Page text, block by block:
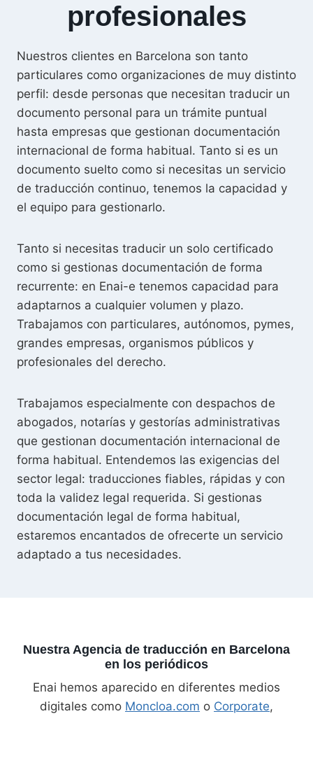
profesionales
Nuestros clientes en Barcelona son tanto
particulares como organizaciones de muy distinto
perfil: desde personas que necesitan traducir un
documento personal para un trámite puntual
hasta empresas que gestionan documentación
internacional de forma habitual. Tanto si es un
documento suelto como si necesitas un servicio
de traducción continuo, tenemos la capacidad y
el equipo para gestionarlo.
Tanto si necesitas traducir un solo certificado
como si gestionas documentación de forma
recurrente: en Enai-e tenemos capacidad para
adaptarnos a cualquier volumen y plazo.
Trabajamos con particulares, autónomos, pymes,
grandes empresas, organismos públicos y
profesionales del derecho.
Trabajamos especialmente con despachos de
abogados, notarías y gestorías administrativas
que gestionan documentación internacional de
forma habitual. Entendemos las exigencias del
sector legal: traducciones fiables, rápidas y con
toda la validez legal requerida. Si gestionas
documentación legal de forma habitual,
estaremos encantados de ofrecerte un servicio
adaptado a tus necesidades.
Nuestra Agencia de traducción en Barcelona
en los periódicos
Enai hemos aparecido en diferentes medios
digitales como Moncloa.com o Corporate,